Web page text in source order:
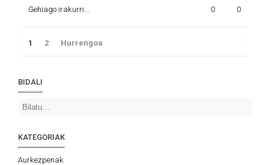
Gehiago irakurri... 0 0
1 2 Hurrengoa
BIDALI
KATEGORIAK
Aurkezpenak